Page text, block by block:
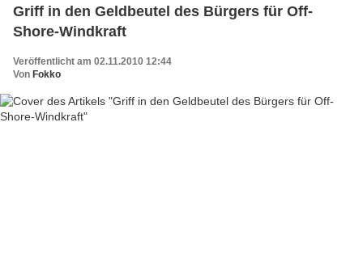
Griff in den Geldbeutel des Bürgers für Off-
Shore-Windkraft
Veröffentlicht am 02.11.2010 12:44
Von Fokko